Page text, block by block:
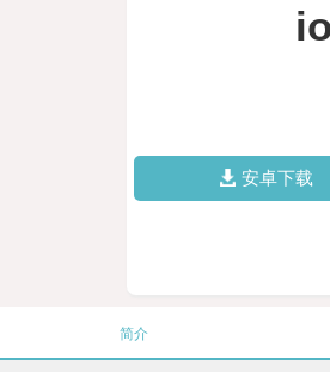
安卓下载
简介